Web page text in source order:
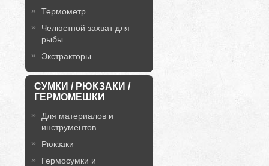
Термометр
Челюстной захват для
рыбы
Экстракторы
СУМКИ / РЮКЗАКИ /
ГЕРМОМЕШКИ
Для материалов и
инструментов
Рюкзаки
Гермосумки и